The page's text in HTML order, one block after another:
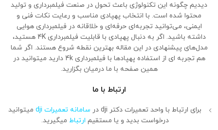
دیدیم چگونه این تکنولوژی باعث تحول در صنعت فیلمبرداری و تولید
محتوا شده است. با انتخاب پهپادی مناسب و رعایت نکات فنی و
ایمنی، می‌توانید تجربه‌ای حرفه‌ای و خلاقانه در فیلمبرداری هوایی
داشته باشید. اگر به دنبال پهپادی با قابلیت فیلمبرداری 4K هستید،
مدل‌های پیشنهادی در این مقاله بهترین نقطه شروع هستند. اگر شما
هم تجربه ای از استفاده پهپادها با فیلمبرداری 4k دارید میتوانید در
همین صفحه با ما درمیان بگزارید.
ارتباط با ما
برای ارتباط با واحد تعمیرات دکتر dji در سامانه تعمیرات dji
میتوانید
درخواست بدید و یا مستقیم ارتباط میگیرید.